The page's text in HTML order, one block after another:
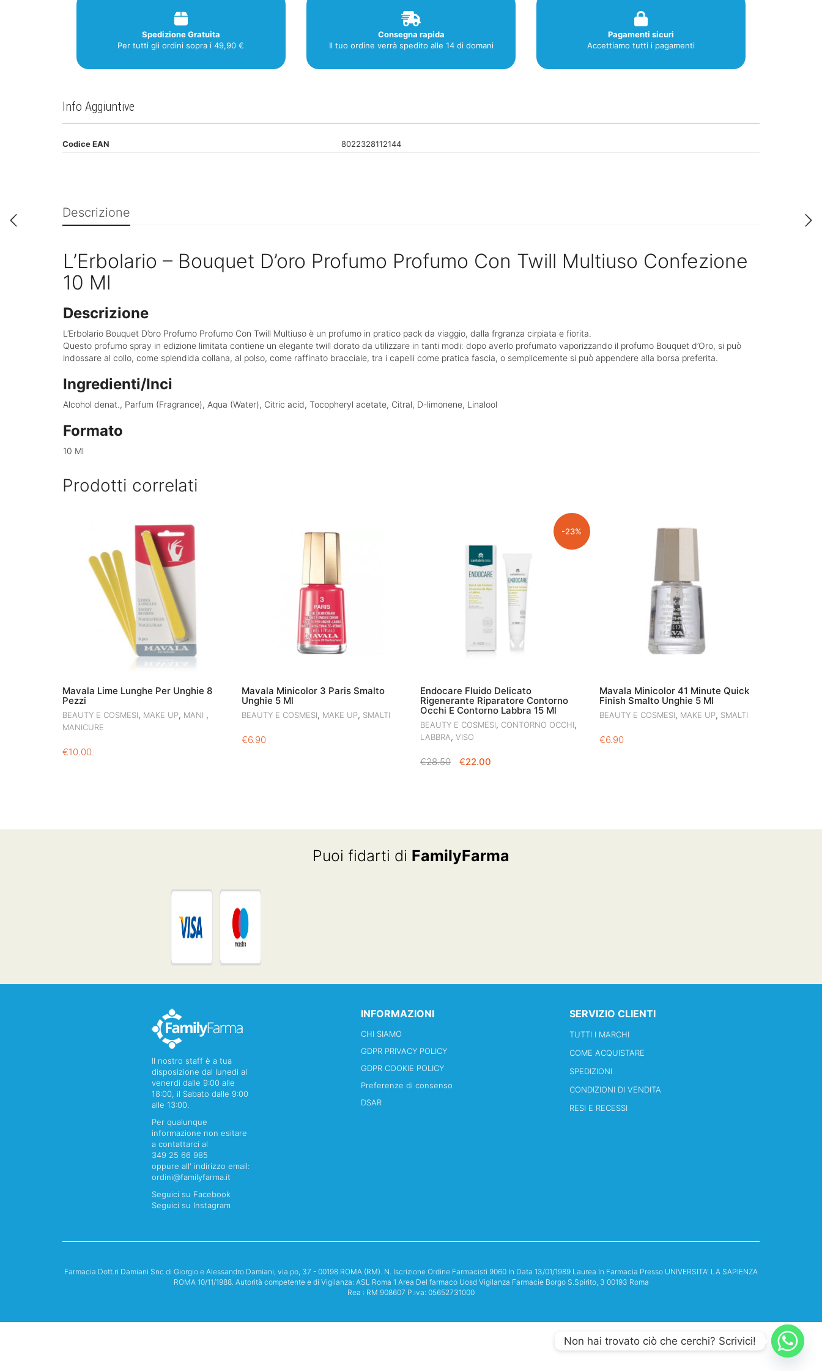
Spedizione Gratuita
Per tutti gli ordini sopra i 49,90 €
Consegna rapida
Il tuo ordine verrà spedito alle 14 di domani
Pagamenti sicuri
Accettiamo tutti i pagamenti
Info Aggiuntive
Codice EAN 8022328112144
Descrizione
L’Erbolario – Bouquet D’oro Profumo Profumo Con Twill Multiuso Confezione
10 Ml
Descrizione
L’Erbolario Bouquet D’oro Profumo Profumo Con Twill Multiuso è un profumo in pratico pack da viaggio, dalla frgranza cirpiata e fiorita.
Questo profumo spray in edizione limitata contiene un elegante twill dorato da utilizzare in tanti modi: dopo averlo profumato vaporizzando il profumo Bouquet d’Oro, si può
indossare al collo, come splendida collana, al polso, come raffinato bracciale, tra i capelli come pratica fascia, o semplicemente si può appendere alla borsa preferita.
Ingredienti/Inci
Alcohol denat., Parfum (Fragrance), Aqua (Water), Citric acid, Tocopheryl acetate, Citral, D-limonene, Linalool
Formato
10 Ml
Prodotti correlati
Mavala Lime Lunghe Per Unghie 8
Pezzi
BEAUTY E COSMESI, MAKE UP, MANI ,
MANICURE
€10.00
Mavala Minicolor 3 Paris Smalto
Unghie 5 Ml
BEAUTY E COSMESI, MAKE UP, SMALTI
€6.90
-23%
Endocare Fluido Delicato
Rigenerante Riparatore Contorno
Occhi E Contorno Labbra 15 Ml
BEAUTY E COSMESI, CONTORNO OCCHI,
LABBRA, VISO
€28.50
IL
€22.00
Mavala Minicolor 41 Minute Quick
Finish Smalto Unghie 5 Ml
BEAUTY E COSMESI, MAKE UP, SMALTI
€6.90
Puoi fidarti di FamilyFarma
Il nostro staff è a tua
disposizione dal lunedi al
venerdi dalle 9:00 alle
18:00, il Sabato dalle 9:00
alle 13:00.
Per qualunque
informazione non esitare
a contattarci al
349 25 66 985
oppure all' indirizzo email:
ordini@familyfarma.it
Seguici su Facebook
Seguici su Instagram
INFORMAZIONI
CHI SIAMO
GDPR PRIVACY POLICY
GDPR COOKIE POLICY
Preferenze di consenso
DSAR
SERVIZIO CLIENTI
TUTTI I MARCHI
COME ACQUISTARE
SPEDIZIONI
CONDIZIONI DI VENDITA
RESI E RECESSI
Farmacia Dott.ri Damiani Snc di Giorgio e Alessandro Damiani, via po, 37 - 00198 ROMA (RM). N. Iscrizione Ordine Farmacisti 9060 In Data 13/01/1989 Laurea In Farmacia Presso UNIVERSITA' LA SAPIENZA
ROMA 10/11/1988. Autorità competente e di Vigilanza: ASL Roma 1 Area Del farmaco Uosd Vigilanza Farmacie Borgo S.Spirito, 3 00193 Roma
Rea : RM 908607 P.iva: 05652731000
Non hai trovato ciò che cerchi? Scrivici!